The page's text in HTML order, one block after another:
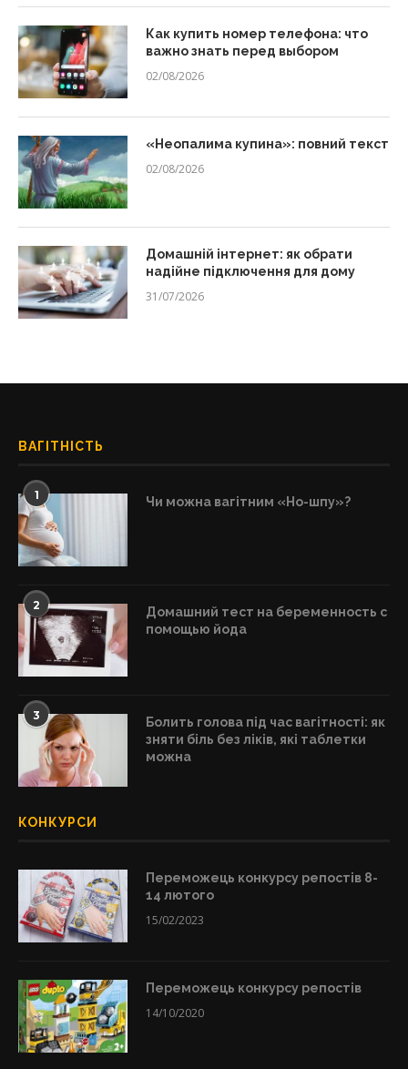
Как купить номер телефона: что
важно знать перед выбором
02/08/2026
«Неопалима купина»: повний текст
02/08/2026
Домашній інтернет: як обрати
надійне підключення для дому
31/07/2026
ВАГІТНІСТЬ
1 Чи можна вагітним «Но-шпу»?
2
Домашний тест на беременность с
помощью йода
3
Болить голова під час вагітності: як
зняти біль без ліків, які таблетки
можна
КОНКУРСИ
Переможець конкурсу репостів 8-
14 лютого
15/02/2023
Переможець конкурсу репостів
14/10/2020